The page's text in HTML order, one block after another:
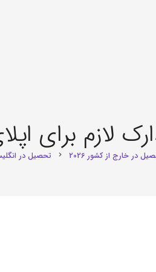
لازم برای
در خارج از کشور 2026 chevron_right تحصیل در انگلیس